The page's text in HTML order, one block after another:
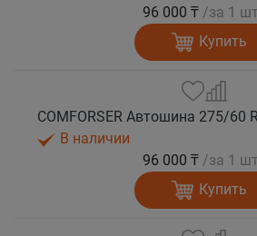
96 000 ₸ /за 1 шт.
Купить
В наличии
96 000 ₸ /за 1
Купить